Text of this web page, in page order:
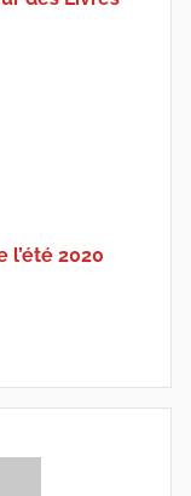
l’été 2020